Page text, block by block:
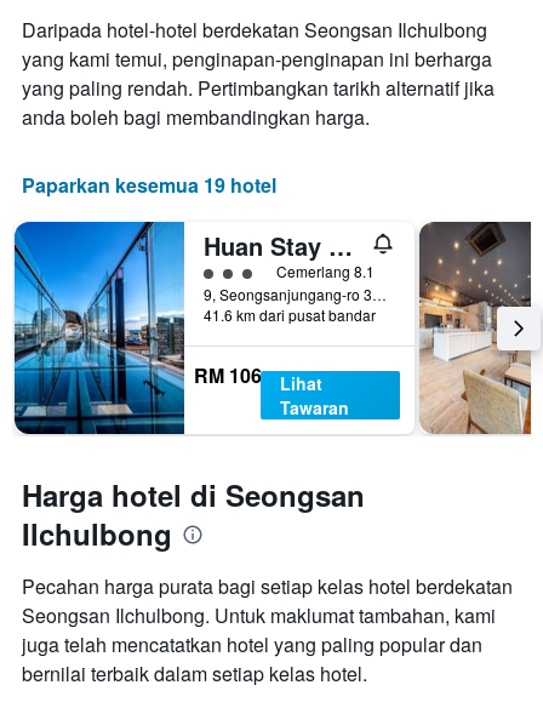
Daripada hotel-hotel berdekatan Seongsan Ilchulbong
yang kami temui, penginapan-penginapan ini berharga
yang paling rendah. Pertimbangkan tarikh alternatif jika
anda boleh bagi membandingkan harga.
Paparkan kesemua 19 hotel
Huan Stay Hotel
penarafan kelas 3
Cemerlang 8.1
9, Seongsanjungang-ro 37Beon-Gil, Seogwipo, Korea Selatan
41.6 km dari pusat bandar
RM 106
Lihat
Tawaran
Harga hotel di Seongsan
Ilchulbong
Pecahan harga purata bagi setiap kelas hotel berdekatan
Seongsan Ilchulbong. Untuk maklumat tambahan, kami
juga telah mencatatkan hotel yang paling popular dan
bernilai terbaik dalam setiap kelas hotel.